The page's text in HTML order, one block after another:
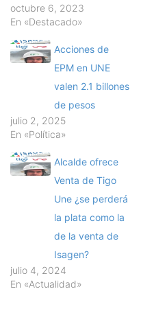
octubre 6, 2023
En «Destacado»
Acciones de
EPM en UNE
valen 2.1 billones
de pesos
julio 2, 2025
En «Política»
Alcalde ofrece
Venta de Tigo
Une ¿se perderá
la plata como la
de la venta de
Isagen?
julio 4, 2024
En «Actualidad»